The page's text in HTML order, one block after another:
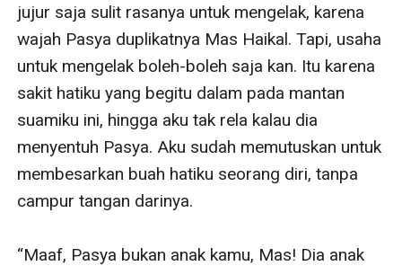
jujur saja sulit rasanya untuk mengelak, karena
wajah Pasya duplikatnya Mas Haikal. Tapi, usaha
untuk mengelak boleh-boleh saja kan. Itu karena
sakit hatiku yang begitu dalam pada mantan
suamiku ini, hingga aku tak rela kalau dia
menyentuh Pasya. Aku sudah memutuskan untuk
membesarkan buah hatiku seorang diri, tanpa
campur tangan darinya.
“Maaf, Pasya bukan anak kamu, Mas! Dia anak